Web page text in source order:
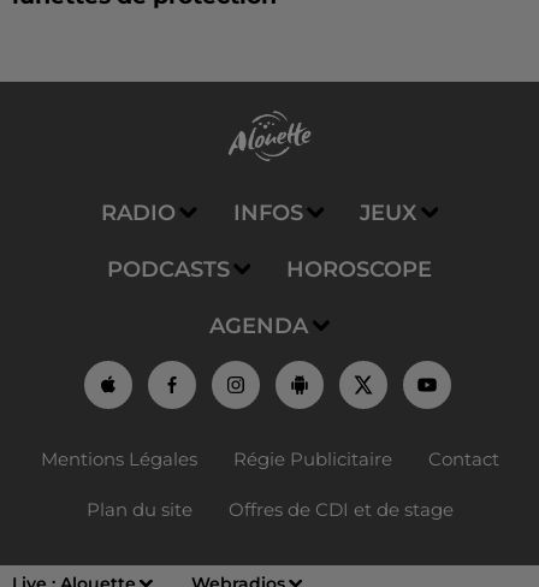
RADIO INFOS JEUX
PODCASTS HOROSCOPE
AGENDA
Mentions Légales Régie Publicitaire Contact
Plan du site Offres de CDI et de stage